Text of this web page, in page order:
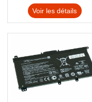
Voir les détails